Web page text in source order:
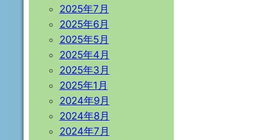
2025年7月
2025年6月
2025年5月
2025年4月
2025年3月
2025年1月
2024年9月
2024年8月
2024年7月